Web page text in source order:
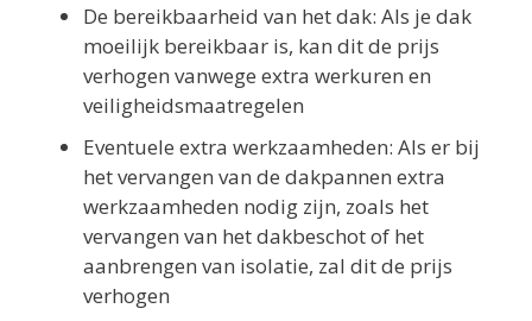
De bereikbaarheid van het dak: Als je dak
moeilijk bereikbaar is, kan dit de prijs
verhogen vanwege extra werkuren en
veiligheidsmaatregelen
Eventuele extra werkzaamheden: Als er bij
het vervangen van de dakpannen extra
werkzaamheden nodig zijn, zoals het
vervangen van het dakbeschot of het
aanbrengen van isolatie, zal dit de prijs
verhogen